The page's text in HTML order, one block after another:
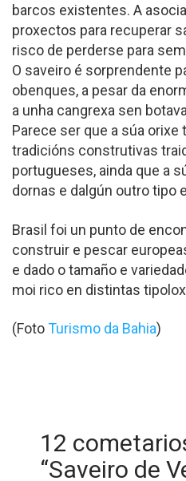
barcos existentes. A
proxectos para recuperar
risco de perderse para
O saveiro é sorprendente
obenques, a pesar da
a unha cangrexa sen
Parece ser que a súa orixe
tradicións construtivas
portugueses, ainda que a
dornas e dalgún outro tipo
Brasil foi un punto de
construir e pescar
e dado o tamaño e
moi rico en distintas
(FotoTurismo da Bahia)
12
“Saveiro de